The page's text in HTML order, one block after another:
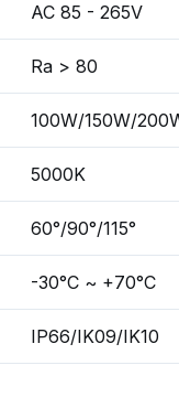
AC 85 - 265V
Ra > 80
100W/150W/
5000K
60°/90°/115°
-30°C ~ +70°C
IP66/IK09/IK10